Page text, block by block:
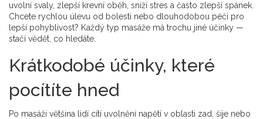
uvolní svaly, zlepší krevní oběh, sníží stres a často zlepší spánek.
Chcete rychlou úlevu od bolesti nebo dlouhodobou péči pro
lepší pohyblivost? Každý typ masáže má trochu jiné účinky —
stačí vědět, co hledáte.
Krátkodobé účinky, které
pocítíte hned
Po masáži většina lidí cítí uvolnění napětí v oblasti zad, šíje nebo